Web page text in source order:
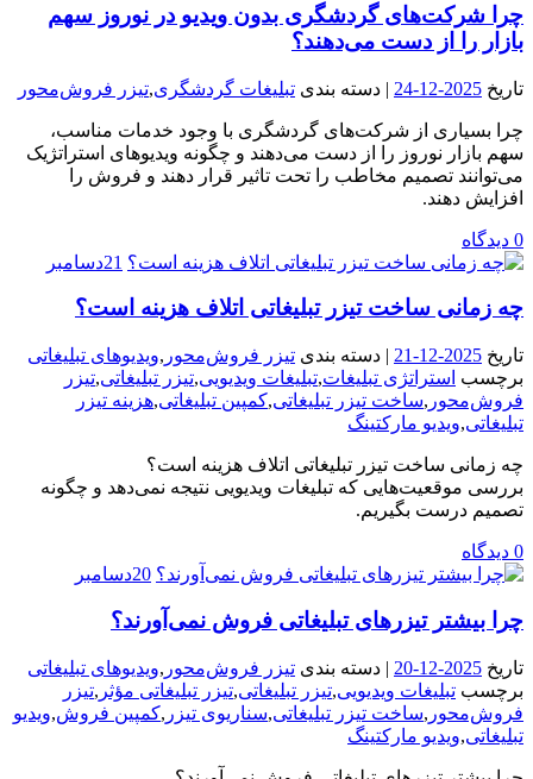
چرا شرکت‌های گردشگری بدون ویدیو در نوروز سهم
بازار را از دست می‌دهند؟
تاریخ 2025-12-24 | دسته بندی تبلیغات گردشگری,تیزر فروش‌محور
چرا بسیاری از شرکت‌های گردشگری با وجود خدمات مناسب،
سهم بازار نوروز را از دست می‌دهند و چگونه ویدیوهای استراتژیک
می‌توانند تصمیم مخاطب را تحت تاثیر قرار دهند و فروش را
افزایش دهند.
0 دیدگاه
21دسامبر
چه زمانی ساخت تیزر تبلیغاتی اتلاف هزینه است؟
تاریخ 2025-12-21 | دسته بندی تیزر فروش‌محور ,ویدیوهای تبلیغاتی
برچسب استراتژی تبلیغات,تبلیغات ویدیویی,تیزر تبلیغاتی,تیزر
فروش‌محور ,ساخت تیزر تبلیغاتی,کمپین تبلیغاتی,هزینه تیزر
تبلیغاتی,ویدیو مارکتینگ
چه زمانی ساخت تیزر تبلیغاتی اتلاف هزینه است؟
بررسی موقعیت‌هایی که تبلیغات ویدیویی نتیجه نمی‌دهد و چگونه
تصمیم درست بگیریم.
0 دیدگاه
20دسامبر
چرا بیشتر تیزرهای تبلیغاتی فروش نمی‌آورند؟
تاریخ 2025-12-20 | دسته بندی تیزر فروش‌محور ,ویدیوهای تبلیغاتی
برچسب تبلیغات ویدیویی,تیزر تبلیغاتی,تیزر تبلیغاتی مؤثر ,تیزر
فروش‌محور ,ساخت تیزر تبلیغاتی,سناریوی تیزر ,کمپین فروش,ویدیو
تبلیغاتی,ویدیو مارکتینگ